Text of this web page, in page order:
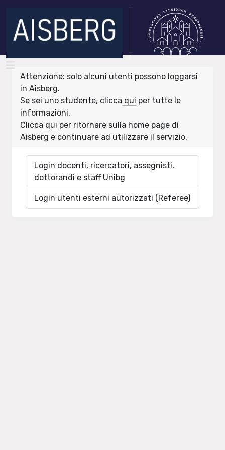
Attenzione: solo alcuni utenti possono loggarsi
in Aisberg.
Se sei uno studente, clicca qui per tutte le
informazioni.
Clicca qui per ritornare sulla home page di
Aisberg e continuare ad utilizzare il servizio.
Login docenti, ricercatori, assegnisti,
dottorandi e staff Unibg
Login utenti esterni autorizzati (Referee)